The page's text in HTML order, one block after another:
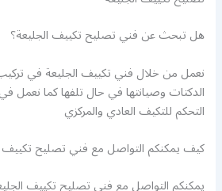
هل تبحث عن فني تصليح تكييف الجليعة؟
نعمل من خلال فني تكييف الجليعة في
الدكتات وصيانتها في حال تلفها كما نعمل
التحكم للتكيف العادي والمركزي
كيف يمكنكم التواصل مع فني تصليح تكييف